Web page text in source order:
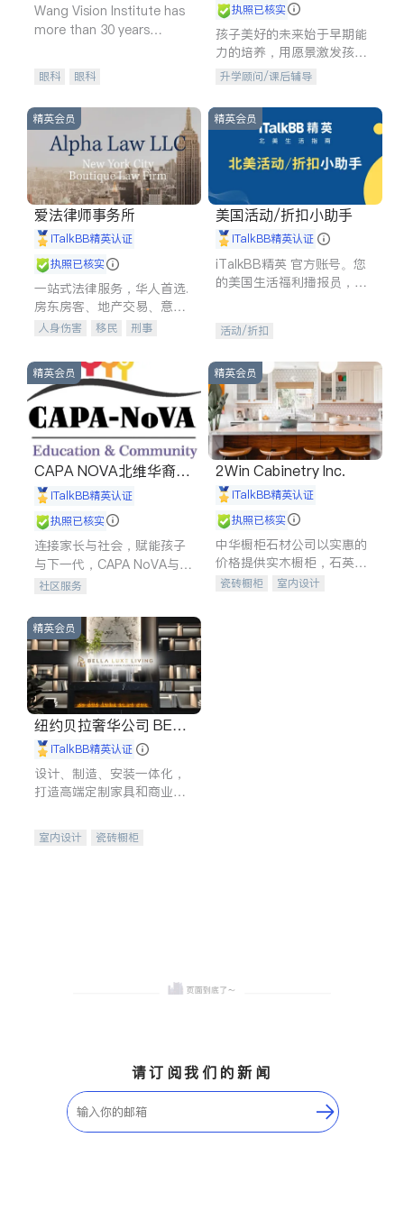
Wang Vision Institute has
more than 30 years
眼科 眼科
执照已核实
孩子美好的未来始于早期能
力的培养，用愿景激发孩子
的学习潜力和动力。理念：
拥有成长型心态是成功的基
石。
升学顾问/课后辅导
精英会员
爱法律师事务所
iTalkBB精英认证
执照已核实
一站式法律服务，华人首选.
房东房客、地产交易、意外
伤害、车祸重伤、商业诉
建筑合同、刑事案件全包办
人身伤害 移民
刑事
信托/遗嘱
商业
索赔
律师-其它 保释
精英会员
美国活动/折扣小助手
iTalkBB精英认证
iTalkBB精英 官方账号。您
的美国生活福利播报员，精
专属福利。
活动/折扣
精英会员
CAPA NOVA北维华裔家
长会iTalkBB精英认证
执照已核实
连接家长与社会，赋能孩子
与下一代，CAPA NoVA与您
携手建设包容、公平、充满
社区服务
精英会员
2Win Cabinetry Inc.
iTalkBB精英认证
执照已核实
中华橱柜石材公司以实惠的
价格提供实木橱柜，石英石
台面，多种优质不锈钢水
瓷砖橱柜
室内设计
精英会员
纽约贝拉奢华公司 BELL
A LUXE
iTalkBB精英认证
设计、制造、安装一体化，
打造高端定制家具和商业空
室内设计
瓷砖橱柜
请订阅我们的新闻